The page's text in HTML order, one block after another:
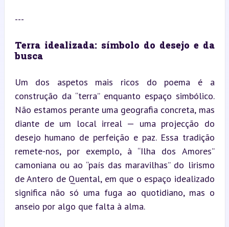
---
Terra idealizada: símbolo do desejo e da
busca
Um dos aspetos mais ricos do poema é a
construção da “terra” enquanto espaço simbólico.
Não estamos perante uma geografia concreta, mas
diante de um local irreal — uma projecção do
desejo humano de perfeição e paz. Essa tradição
remete-nos, por exemplo, à “Ilha dos Amores”
camoniana ou ao “país das maravilhas” do lirismo
de Antero de Quental, em que o espaço idealizado
significa não só uma fuga ao quotidiano, mas o
anseio por algo que falta à alma.